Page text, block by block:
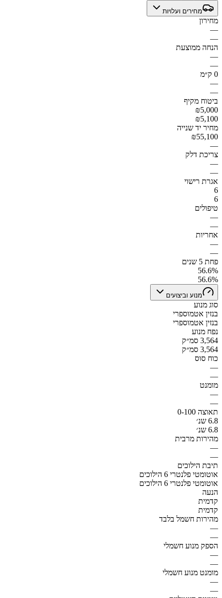
מחירים ועלויות
מחירון
—
—
הנחה ממוצעת
—
—
0 ק״מ
—
—
ביטוח מקיף
₪5,000
₪5,100
מחיר יד שנייה
₪55,100
—
צריכת דלק
—
—
אגרת רישוי
6
6
טיפולים
—
—
אחריות
—
—
פחת 5 שנים
56.6%
56.6%
מנוע וביצועים
סוג מנוע
בנזין אטמוספרי
בנזין אטמוספרי
נפח מנוע
3,564 סמ״ק
3,564 סמ״ק
כוח סוס
—
—
מומנט
—
—
תאוצה 0-100
6.8 שנ׳
6.8 שנ׳
מהירות מרבית
—
—
תיבת הילוכים
אוטומטי פלנטרי 6 הילוכים
אוטומטי פלנטרי 6 הילוכים
הנעה
קדמית
קדמית
מהירות חשמל בלבד
—
—
הספק מנוע חשמלי
—
—
מומנט מנוע חשמלי
—
—